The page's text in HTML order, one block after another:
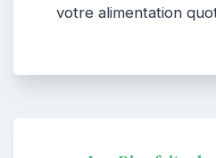
votre alimentation